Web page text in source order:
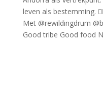
Good tribe Good food